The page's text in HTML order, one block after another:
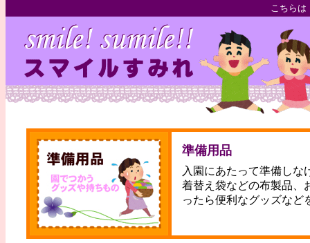
こちらは
準備用品
入園にあたって準備しな
着替え袋などの布製品、
ったら便利なグッズなど